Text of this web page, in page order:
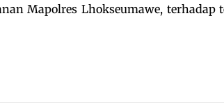
Mapolres Lhokseumawe, terhadap